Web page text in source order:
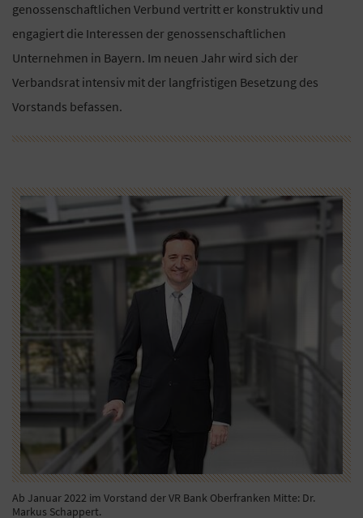
genossenschaftlichen Verbund vertritt er konstruktiv und
engagiert die Interessen der genossenschaftlichen
Unternehmen in Bayern. Im neuen Jahr wird sich der
Verbandsrat intensiv mit der langfristigen Besetzung des
Vorstands befassen.
Ab Januar 2022 im Vorstand der VR Bank Oberfranken Mitte: Dr.
Markus Schappert.